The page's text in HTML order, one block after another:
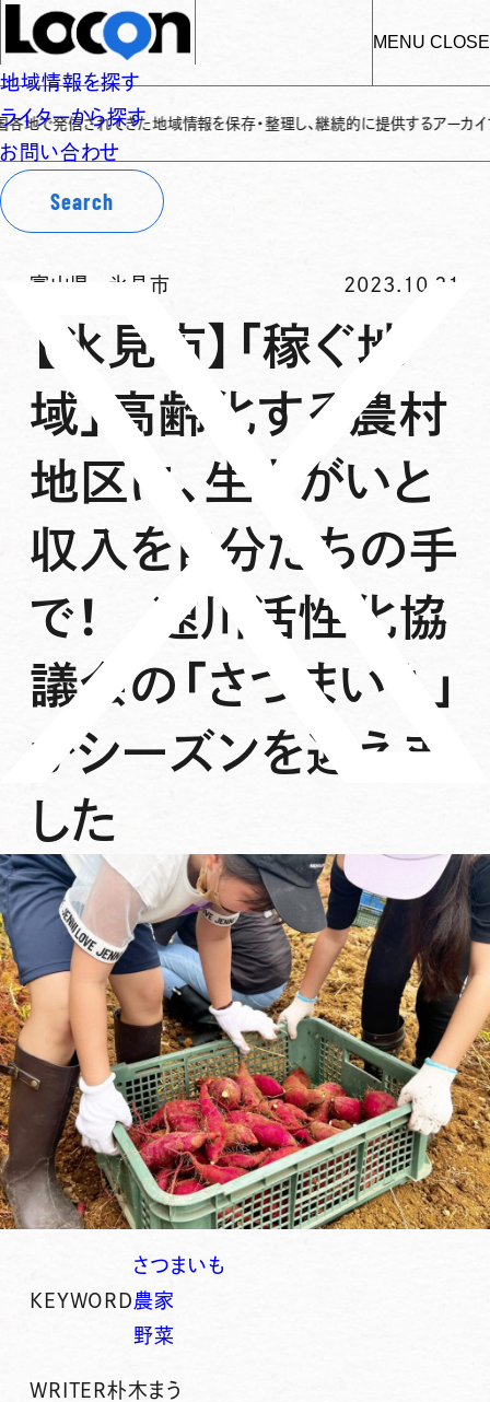
MENU CLOSE
地域情報を探す
ライターから探す
お問い合わせ
Search
されてきた地域情報を保存・整理し、継続的に提供するアーカイブサイトで
富山県 氷見市 2023.10.31
【氷見市】「稼ぐ地
域」高齢化する農村
地区に、生きがいと
収入を自分たちの手
で！ 速川活性化協
議会の「さつまいも」
がシーズンを迎えま
した
KEYWORD
さつまいも
農家
野菜
WRITER朴木まう